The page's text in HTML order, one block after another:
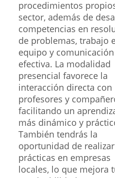
procedimientos
sector, además de
competencias en
de problemas, trabajo
equipo y comunicación
efectiva. La modalidad
presencial favorece la
interacción directa con
profesores y
facilitando un
más dinámico y
También tendrás la
oportunidad de realizar
prácticas en empresas
locales, lo que mejora